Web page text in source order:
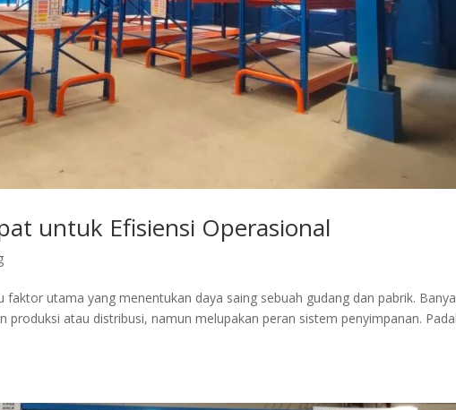
untuk Efisiensi Operasional
faktor utama yang menentukan daya saing sebuah gudang dan pabrik.
produksi atau distribusi, namun melupakan peran sistem penyimpanan.